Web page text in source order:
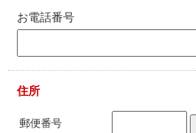
お電話番号
住所
郵便番号